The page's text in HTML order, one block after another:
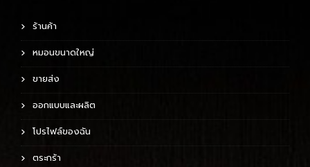
ร้านค้า
หมอนขนาดใหญ่
ขายส่ง
ออกแบบและผลิต
โปรไฟล์ของฉัน
ตระกร้า